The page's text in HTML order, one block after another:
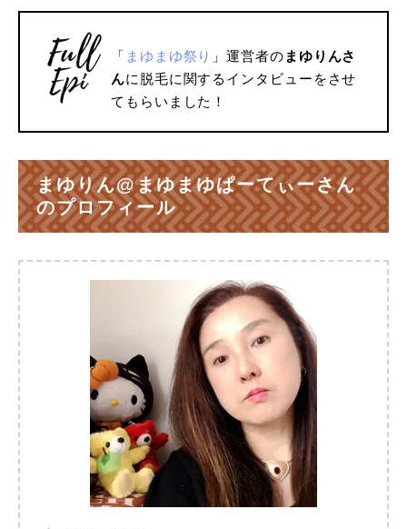
「 まゆまゆ祭り 」運営者の まゆりんさ
んに脱毛に関するインタビューをさせ
てもらいました！
まゆりん@まゆまゆぱーてぃーさん
のプロフィール